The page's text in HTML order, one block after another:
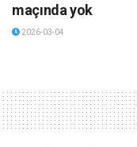
maçında yok
2026-03-04